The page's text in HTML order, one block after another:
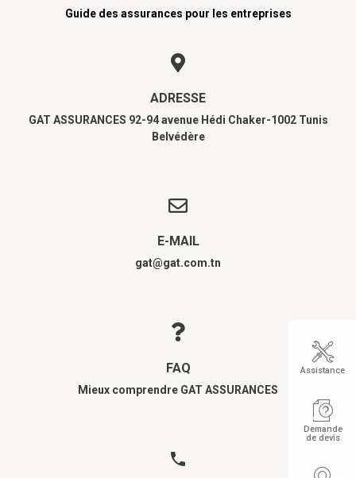
Guide des assurances pour les entreprises
ADRESSE
GAT ASSURANCES 92-94 avenue Hédi Chaker-1002 Tunis
Belvédère
E-MAIL
gat@gat.com.tn
FAQ
Mieux comprendre GAT ASSURANCES
Assistance
Demande
de devis